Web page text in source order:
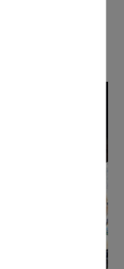
et la